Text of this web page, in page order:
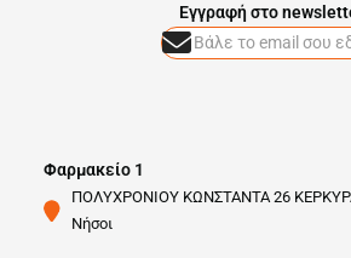
Φαρμακείο 1
ΠΟΛΥΧΡΟΝΙΟΥ ΚΩΝΣΤΑΝΤΑ 26 ΚΕΡΚΥΡΑ,
Νήσοι
Eγγραφή στο